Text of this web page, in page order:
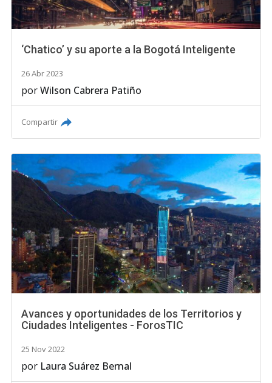
‘Chatico’ y su aporte a la Bogotá Inteligente
26 Abr 2023
porWilson Cabrera Patiño
Compartir
Avances y oportunidades de los Territorios y
Ciudades Inteligentes - ForosTIC
25 Nov 2022
por Laura Suárez Bernal